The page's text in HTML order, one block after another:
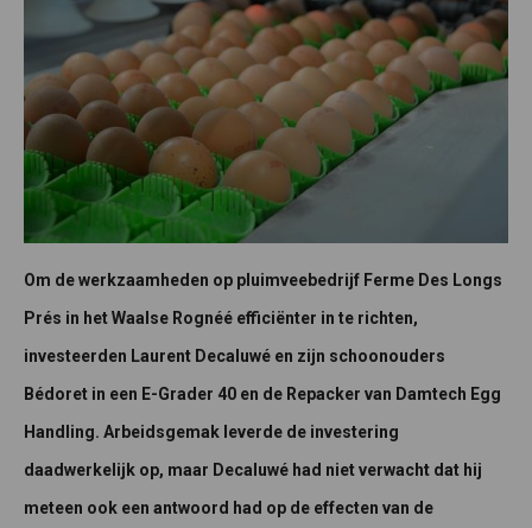
Om de werkzaamheden op pluimveebedrijf Ferme Des Longs
Prés in het Waalse Rognéé efficiënter in te richten,
investeerden Laurent Decaluwé en zijn schoonouders
Bédoret in een E-Grader 40 en de Repacker van Damtech Egg
Handling. Arbeidsgemak leverde de investering
daadwerkelijk op, maar Decaluwé had niet verwacht dat hij
meteen ook een antwoord had op de effecten van de